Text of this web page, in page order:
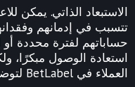
الاستبعاد الذاتي. يمكن
تتسبب في إدمانهم
حساباتهم لفترة محددة
استعادة الوصول مبكرًا،
العملاء في BetLabel لتوضيح هذه المسألة في حالتك الخاصة.